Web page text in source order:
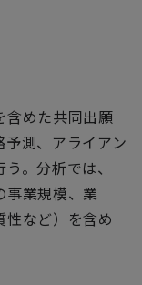
含めた共同出願
測、アライアン
。分析では、
事業規模、業
など）を含め